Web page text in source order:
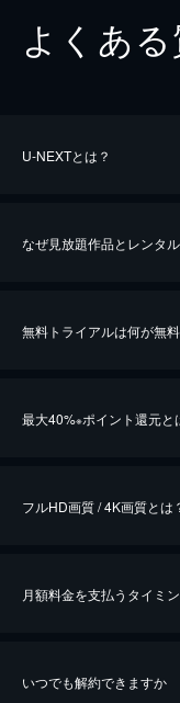
よくあ
U-NEXTとは？
なぜ見放題作品とレンタ
無料トライアルは何が無料
最大40%※ポイント還元と
※40％ポイント還元の対象は、
フルHD画質 / 4K画質とは
月額料金を支払うタイミ
いつでも解約できますか